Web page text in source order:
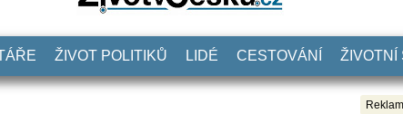
ŽIVOT POLITIKŮ LIDÉ CESTOVÁNÍ ŽIVOTNÍ